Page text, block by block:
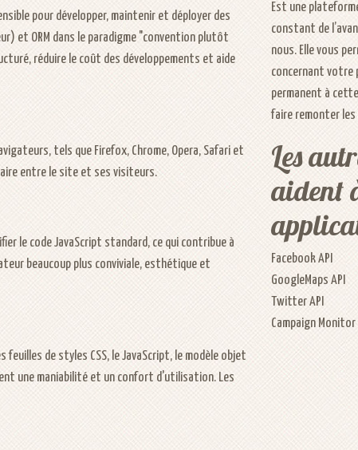
pour développer, maintenir et déployer des
et ORM dans le paradigme "convention plutôt
réduire le coût des développements et aide
tels que Firefox, Chrome, Opera, Safari et
entre le site et ses visiteurs.
le code JavaScript standard, ce qui contribue à
beaucoup plus conviviale, esthétique et
de styles CSS, le JavaScript, le modèle objet
une maniabilité et un confort d'utilisation. Les
Est une
constant de
nous. Elle vous
concernant votre
permanent à
faire remonter
Les
aident
Facebook API
GoogleMaps API
Twitter API
Campaign Monitor